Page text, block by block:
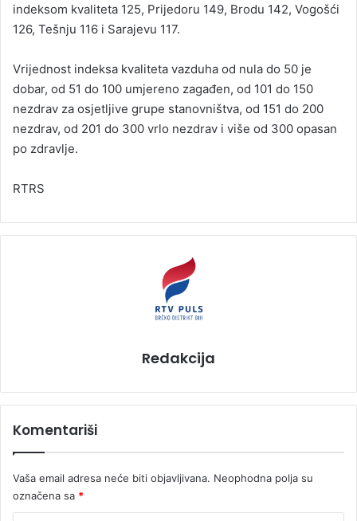
indeksom kvaliteta 125, Prijedoru 149, Brodu 142, Vogošći
126, Tešnju 116 i Sarajevu 117.
Vrijednost indeksa kvaliteta vazduha od nula do 50 je
dobar, od 51 do 100 umjereno zagađen, od 101 do 150
nezdrav za osjetljive grupe stanovništva, od 151 do 200
nezdrav, od 201 do 300 vrlo nezdrav i više od 300 opasan
po zdravlje.
RTRS
Redakcija
Komentariši
Vaša email adresa neće biti objavljivana. Neophodna polja su
označena sa *